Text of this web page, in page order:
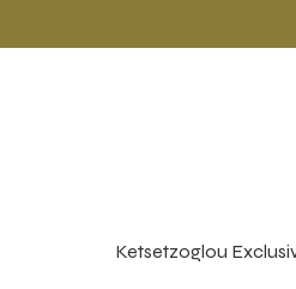
Ketsetzoglou